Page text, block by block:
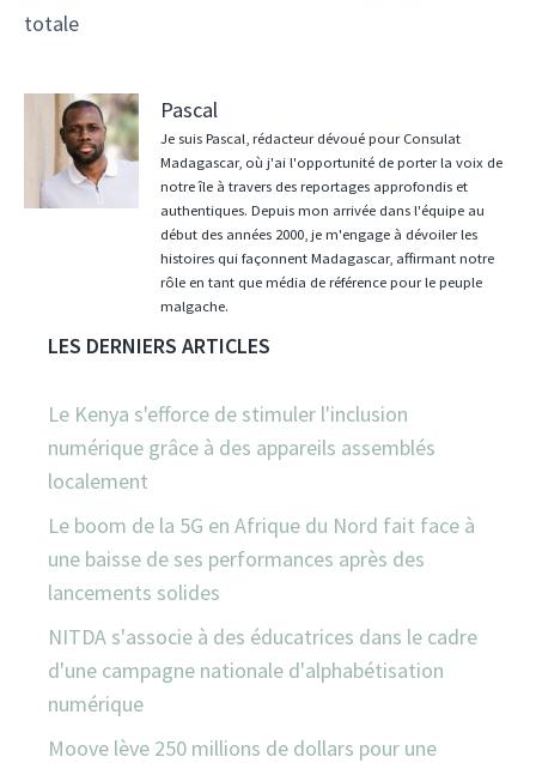
totale
Pascal
Je suis Pascal, rédacteur dévoué pour Consulat
Madagascar, où j'ai l'opportunité de porter la voix de
notre île à travers des reportages approfondis et
authentiques. Depuis mon arrivée dans l'équipe au
début des années 2000, je m'engage à dévoiler les
histoires qui façonnent Madagascar, affirmant notre
rôle en tant que média de référence pour le peuple
malgache.
LES DERNIERS ARTICLES
Le Kenya s'efforce de stimuler l'inclusion
numérique grâce à des appareils assemblés
localement
Le boom de la 5G en Afrique du Nord fait face à
une baisse de ses performances après des
lancements solides
NITDA s'associe à des éducatrices dans le cadre
d'une campagne nationale d'alphabétisation
numérique
Moove lève 250 millions de dollars pour une